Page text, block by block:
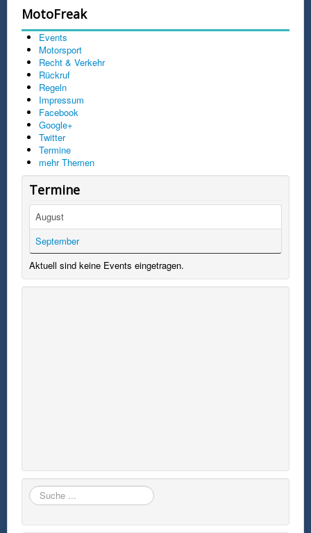
MotoFreak
Events
Motorsport
Recht & Verkehr
Rückruf
Regeln
Impressum
Facebook
Google+
Twitter
Termine
mehr Themen
Termine
August
September
Aktuell sind keine Events eingetragen.
Suchen